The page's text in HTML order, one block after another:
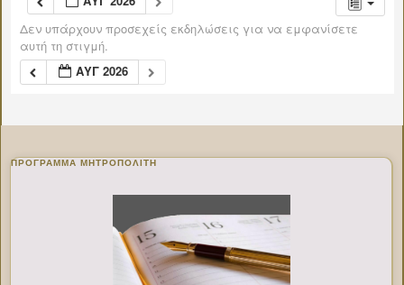
Δεν υπάρχουν προσεχείς εκδηλώσεις για να εμφανίσετε
αυτή τη στιγμή.
ΑΥΓ 2026
ΠΡΌΓΡΑΜΜΑ ΜΗΤΡΟΠΟΛΊΤΗ